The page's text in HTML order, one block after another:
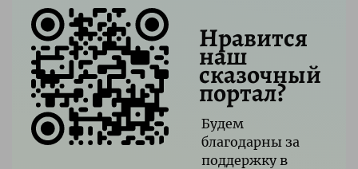
Нравится
наш
сказочный
портал?
Будем
благодарны за
поддержку в